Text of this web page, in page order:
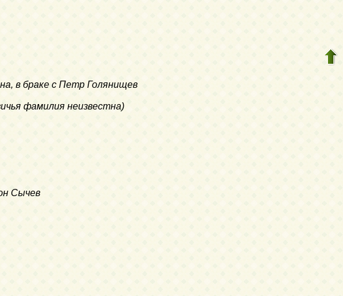
в браке с Петр Голянищев
фамилия неизвестна)
Сычев